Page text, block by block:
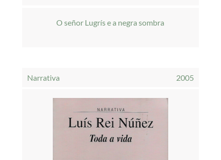
O señor Lugrís e a negra sombra
Narrativa 2005